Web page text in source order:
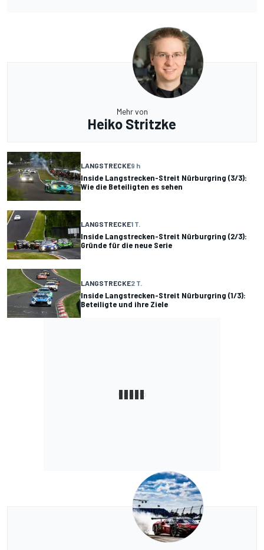
Mehr von
Heiko Stritzke
LANGSTRECKE9 h
Inside Langstrecken-Streit Nürburgring (3/3):
Wie die Beteiligten es sehen
LANGSTRECKE1 T.
Inside Langstrecken-Streit Nürburgring (2/3):
Gründe für die neue Serie
LANGSTRECKE2 T.
Inside Langstrecken-Streit Nürburgring (1/3):
Beteiligte und ihre Ziele